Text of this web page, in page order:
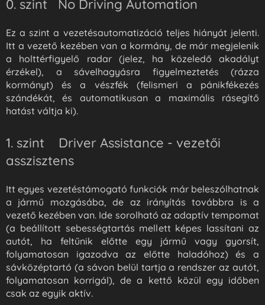
0. szint No Driving Automation
Ez a szint a vezetésautomatizáció teljes hiányát jelenti.
Itt a vezető kezében van a kormány, de már megjelenik
a holttérfigyelő radar (jelez, ha közeledő akadályt
érzékel), a sávelhagyásra figyelmeztetés (rázza
kormányt) és a vészfék (felismeri a pánikfékezés
szándékát, és automatikusan a maximális rásegítő
hatást váltja ki).
1. szint Driver Assistance - vezetői
asszisztens
Itt egyes vezetéstámogató funkciók már beleszólhatnak
a jármű mozgásába, de az irányítás továbbra is a
vezető kezében van. Ide sorolható az adaptív tempomat
(a beállított sebességtartás mellett képes lassítani az
autót, ha feltűnik előtte egy jármű vagy gyorsít,
folyamatosan igazodva az előtte haladóhoz) és a
sávközéptartó (a sávon belül tartja a rendszer az autót,
folyamatosan korrigál), de a kettő közül egy időben
csak az egyik aktív.